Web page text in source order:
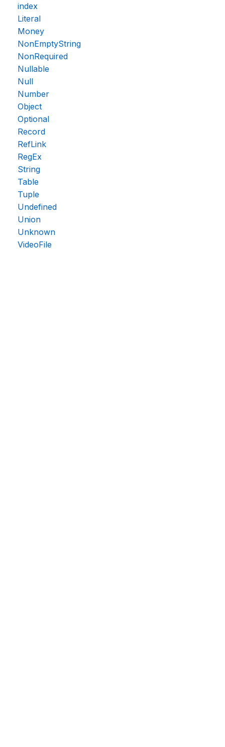
index
Literal
Money
NonEmptyString
NonRequired
Nullable
Null
Number
Object
Optional
Record
RefLink
RegEx
String
Table
Tuple
Undefined
Union
Unknown
VideoFile